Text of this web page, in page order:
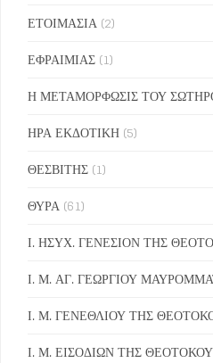
ΕΤΟΙΜΑΣΙΑ (2)
ΕΦΡΑΙΜΙΑΣ (1)
Η ΜΕΤΑΜΟΡΦΩΣΙΣ ΤΟΥ
ΗΡΑ ΕΚΔΟΤΙΚΗ (5)
ΘΕΣΒΙΤΗΣ (1)
ΘΥΡΑ (61)
Ι. ΗΣΥΧ. ΓΕΝΕΣΙΟΝ ΤΗΣ
Ι. Μ. ΑΓ. ΓΕΩΡΓΙΟΥ
Ι. Μ. ΓΕΝΕΘΛΙΟΥ ΤΗΣ
Ι. Μ. ΕΙΣΟΔΙΩΝ ΤΗΣ